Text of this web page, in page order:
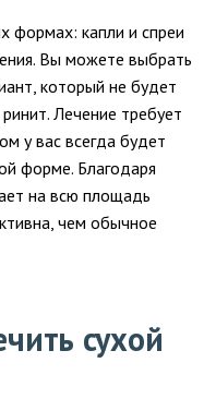
формах: капли и спреи
Вы можете выбрать
который не будет
Лечение требует
у вас всегда будет
форме. Благодаря
на всю площадь
чем обычное
сухой